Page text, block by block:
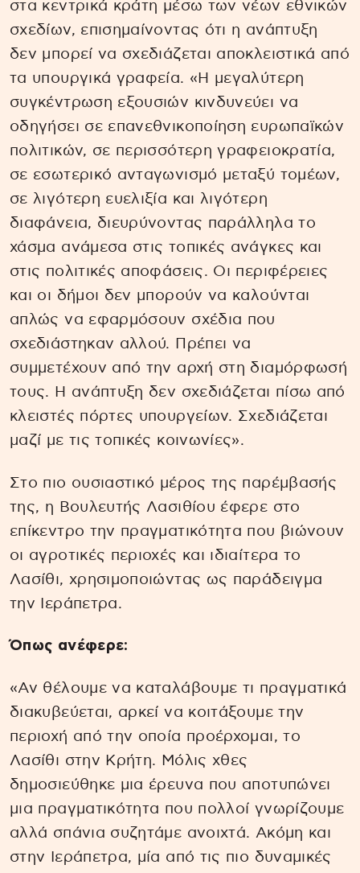
στα κεντρικά κράτη μέσω των νέων εθνικών
σχεδίων, επισημαίνοντας ότι η ανάπτυξη
δεν μπορεί να σχεδιάζεται αποκλειστικά από
τα υπουργικά γραφεία. «Η μεγαλύτερη
συγκέντρωση εξουσιών κινδυνεύει να
οδηγήσει σε επανεθνικοποίηση ευρωπαϊκών
πολιτικών, σε περισσότερη γραφειοκρατία,
σε εσωτερικό ανταγωνισμό μεταξύ τομέων,
σε λιγότερη ευελιξία και λιγότερη
διαφάνεια, διευρύνοντας παράλληλα το
χάσμα ανάμεσα στις τοπικές ανάγκες και
στις πολιτικές αποφάσεις. Οι περιφέρειες
και οι δήμοι δεν μπορούν να καλούνται
απλώς να εφαρμόσουν σχέδια που
σχεδιάστηκαν αλλού. Πρέπει να
συμμετέχουν από την αρχή στη διαμόρφωσή
τους. Η ανάπτυξη δεν σχεδιάζεται πίσω από
κλειστές πόρτες υπουργείων. Σχεδιάζεται
μαζί με τις τοπικές κοινωνίες».
Στο πιο ουσιαστικό μέρος της παρέμβασής
της, η Βουλευτής Λασιθίου έφερε στο
επίκεντρο την πραγματικότητα που βιώνουν
οι αγροτικές περιοχές και ιδιαίτερα το
Λασίθι, χρησιμοποιώντας ως παράδειγμα
την Ιεράπετρα.
Όπως ανέφερε:
«Αν θέλουμε να καταλάβουμε τι πραγματικά
διακυβεύεται, αρκεί να κοιτάξουμε την
περιοχή από την οποία προέρχομαι, το
Λασίθι στην Κρήτη. Μόλις χθες
δημοσιεύθηκε μια έρευνα που αποτυπώνει
μια πραγματικότητα που πολλοί γνωρίζουμε
αλλά σπάνια συζητάμε ανοιχτά. Ακόμη και
στην Ιεράπετρα, μία από τις πιο δυναμικές